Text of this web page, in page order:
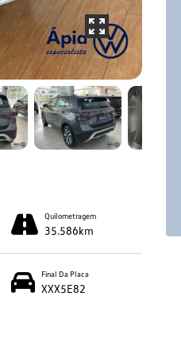
Quilometragem
35.586km
Final Da Placa
XXX5E82